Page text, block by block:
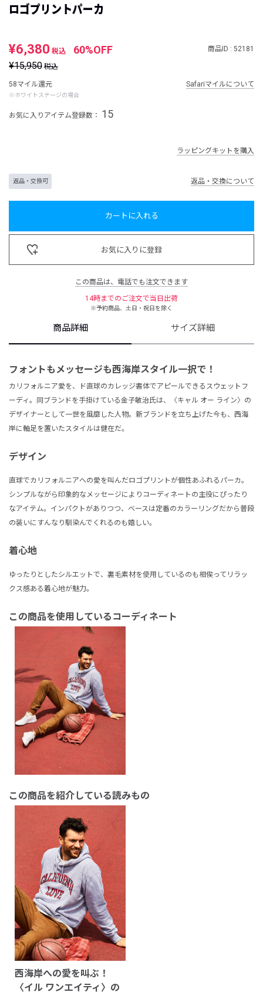
ロゴプリントパーカ
¥6,380 税込 60%OFF 商品ID : 52181
¥15,950 税込
58マイル還元
※ホワイトステージの場合
Safariマイルについて
お気に入りアイテム登録数： 15
ラッピングキットを購入
返品・交換可 返品・交換について
カートに入れる
お気に入りに登録
この商品は、電話でも注文できます
14時までのご注文で当日出荷
※予約商品、土日・祝日を除く
商品詳細 サイズ詳細
フォントもメッセージも西海岸スタイル一択で！
カリフォルニア愛を、ド直球のカレッジ書体でアピールできるスウェットフ
ーディ。同ブランドを手掛けている金子敏治氏は、〈キャル オー ライン〉の
デザイナーとして一世を風靡した人物。新ブランドを立ち上げた今も、西海
岸に軸足を置いたスタイルは健在だ。
デザイン
直球でカリフォルニアへの愛を叫んだロゴプリントが個性あふれるパーカ。
シンプルながら印象的なメッセージによりコーディネートの主役にぴったり
なアイテム。インパクトがありつつ、ベースは定番のカラーリングだから普段
の装いにすんなり馴染んでくれるのも嬉しい。
着心地
ゆったりとしたシルエットで、裏毛素材を使用しているのも相俟ってリラッ
クス感ある着心地が魅力。
この商品を使用しているコーディネート
この商品を紹介している読みもの
西海岸への愛を叫ぶ！
〈イル ワンエイティ〉の